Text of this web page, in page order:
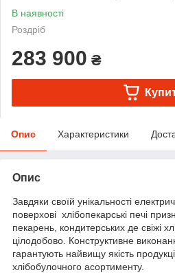
В наявності
Роздріб
283 900 ₴
Опис Характеристики
Опис
Завдяки своїй унікальності
поверхові хлібопекарські печі
пекарень, кондитерських де свіжі
цілодобово. Конструктивне
гарантують найвищу якість
хлібобулочного асортименту.